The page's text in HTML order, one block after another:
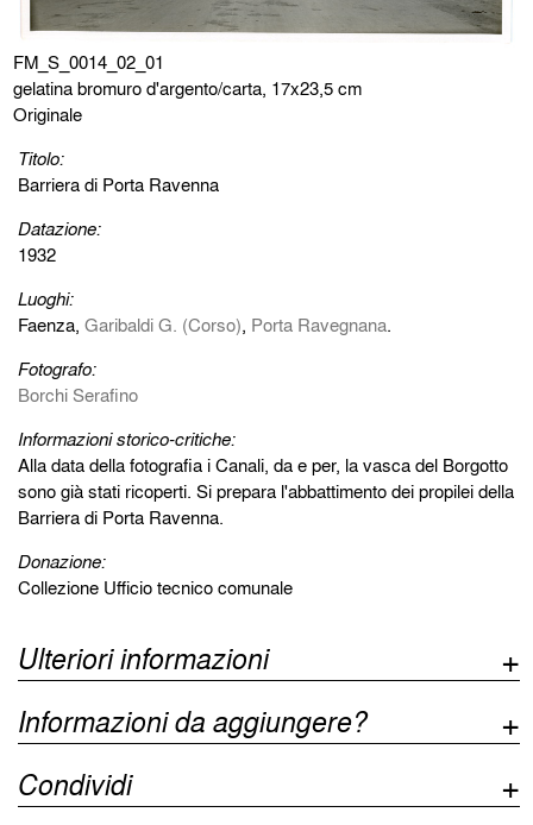
FM_S_0014_02_01
gelatina bromuro d'argento/carta, 17x23,5 cm
Originale
Titolo:
Barriera di Porta Ravenna
Datazione:
1932
Luoghi:
Faenza,Garibaldi G. (Corso), Porta Ravegnana.
Fotografo:
Borchi Serafino
Informazioni storico-critiche:
Alla data della fotografia i Canali, da e per, la vasca del Borgotto
sono già stati ricoperti. Si prepara l'abbattimento dei propilei della
Barriera di Porta Ravenna.
Donazione:
Collezione Ufficio tecnico comunale
Ulteriori informazioni
Informazioni da aggiungere?
Condividi